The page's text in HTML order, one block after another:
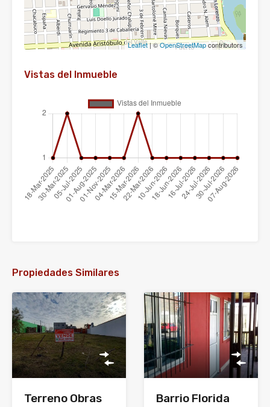
Leaflet| ©OpenStreetMapcontributors
Vistas del Inmueble
Propiedades Similares
Terreno Obras
Barrio Florida